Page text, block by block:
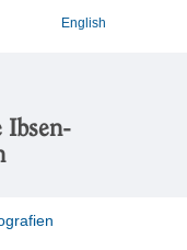
English
Ibsen-